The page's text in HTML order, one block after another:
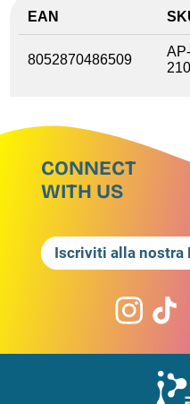
EAN
8052870486509
CONNECT
WITH US
Iscriviti alla nostra